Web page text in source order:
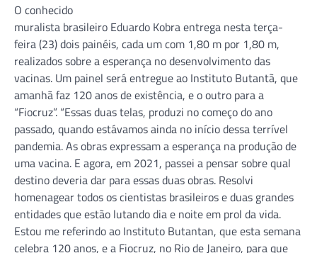
O conhecido
muralista brasileiro Eduardo Kobra entrega nesta terça-
feira (23) dois painéis, cada um com 1,80 m por 1,80 m,
realizados sobre a esperança no desenvolvimento das
vacinas. Um painel será entregue ao Instituto Butantã, que
amanhã faz 120 anos de existência, e o outro para a
“Fiocruz”. “Essas duas telas, produzi no começo do ano
passado, quando estávamos ainda no início dessa terrível
pandemia. As obras expressam a esperança na produção de
uma vacina. E agora, em 2021, passei a pensar sobre qual
destino deveria dar para essas duas obras. Resolvi
homenagear todos os cientistas brasileiros e duas grandes
entidades que estão lutando dia e noite em prol da vida.
Estou me referindo ao Instituto Butantan, que esta semana
celebra 120 anos, e a Fiocruz, no Rio de Janeiro, para que